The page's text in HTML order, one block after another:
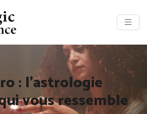
: l’astrologie
vous ressemble